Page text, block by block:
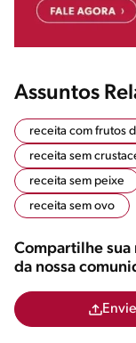
Assuntos
receita com frutos
receita sem
receita sem peixe
receita sem ovo
Compartilhe
da nossa